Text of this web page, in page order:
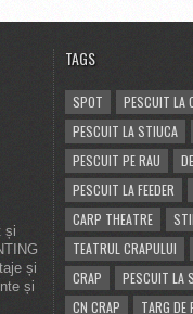
și
și
și
TAGS
SPOT PESCUIT LA
PESCUIT LA STIUCA
PESCUIT PE RAU
PESCUIT LA FEEDER
CARP THEATRE
TEATRUL CRAPULUI
CRAP
PESCUIT LA
CN CRAP
TARG DE